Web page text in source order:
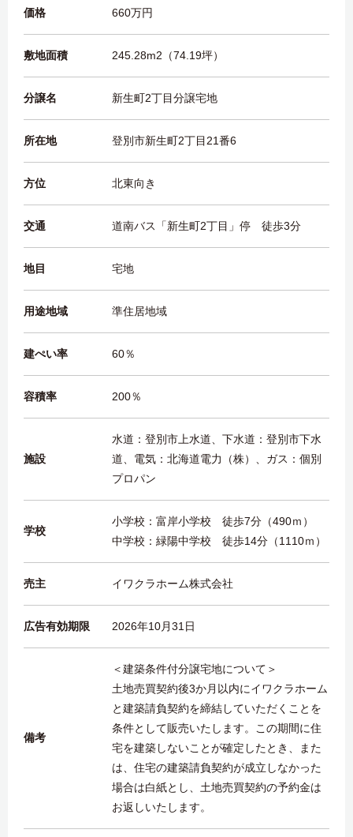
価格 660万円
敷地面積 245.28m2（74.19坪）
分譲名 新生町2丁目分譲宅地
所在地 登別市新生町2丁目21番6
方位 北東向き
交通 道南バス「新生町2丁目」停 徒歩3分
地目 宅地
用途地域 準住居地域
建ぺい率 60％
容積率 200％
施設
水道：登別市上水道、下水道：登別市下水
道、電気：北海道電力（株）、ガス：個別
プロパン
学校
小学校：富岸小学校 徒歩7分（490ｍ）
中学校：緑陽中学校 徒歩14分（1110ｍ）
売主 イワクラホーム株式会社
広告有効期限 2026年10月31日
備考
＜建築条件付分譲宅地について＞
土地売買契約後3か月以内にイワクラホーム
と建築請負契約を締結していただくことを
条件として販売いたします。この期間に住
宅を建築しないことが確定したとき、また
は、住宅の建築請負契約が成立しなかった
場合は白紙とし、土地売買契約の予約金は
お返しいたします。